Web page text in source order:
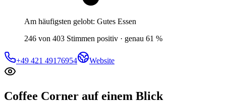
Am häufigsten gelobt: Gutes Essen
246 von 403 Stimmen positiv · genau 61 %
+49 421 49176954 Website
Coffee Corner auf einem Blick